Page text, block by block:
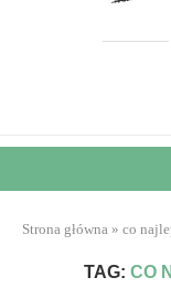
Strona główna » co
TAG: CO